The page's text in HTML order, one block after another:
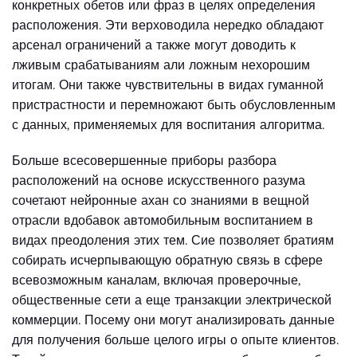
конкретных обетов или фраз в целях определения
расположения. Эти верховодила нередко обладают
арсенал ограничений а также могут доводить к
лживым срабатываниям али ложным нехорошим
итогам. Они также чувствительны в видах гуманной
пристрастности и перемножают быть обусловленным
с данных, применяемых для воспитания алгоритма.
Больше всесовершенные приборы разбора
расположений на основе искусственного разума
сочетают нейронные ахан со знаниями в вещной
отрасли вдобавок автомобильным воспитанием в
видах преодоления этих тем. Сие позволяет братиям
собирать исчерпывающую обратную связь в сфере
всевозможным каналам, включая проверочные,
общественные сети а еще транзакции электрической
коммерции. Посему они могут анализировать данные
для получения больше целого игры о опыте клиентов.